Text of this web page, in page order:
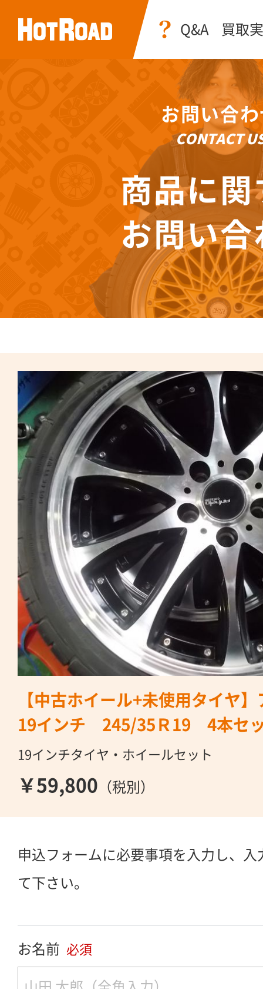
Q&A 買取
お問い合
CONTACT
商品に関
お問い合
【中古ホイール+未使用タイヤ
19インチ 245/35Ｒ19 4本セ
19インチタイヤ・ホイールセット
￥59,800 （税別）
申込フォームに必要事項を入力し、
て下さい。
お名前 必須